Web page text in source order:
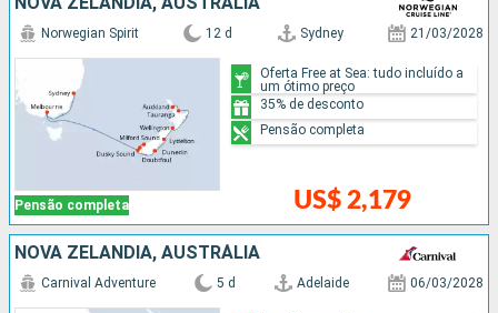
Pensão completa
Norwegian Spirit 12 d Sydney 21/03/2028
US$ 2,179
Oferta Free at Sea: tudo incluído a
um ótimo preço
35% de desconto
Pensão completa
NOVA ZELÂNDIA, AUSTRÁLIA
Carnival Adventure 5 d Adelaide 06/03/2028